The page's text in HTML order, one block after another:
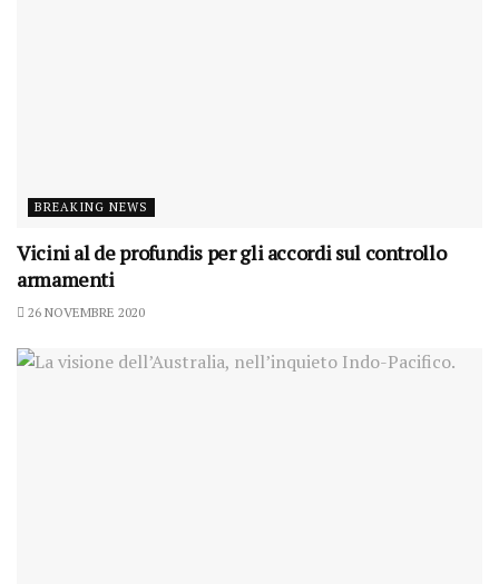
BREAKING NEWS
Vicini al de profundis per gli accordi sul controllo
armamenti
26 NOVEMBRE 2020